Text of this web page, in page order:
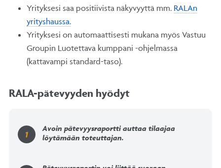
Yrityksesi saa positiivista näkyvyyttä mm. RALAn
yrityshaussa.
Yrityksesi on automaattisesti mukana myös Vastuu
Groupin Luotettava kumppani -ohjelmassa
(kattavampi standard-taso).
RALA-pätevyyden hyödyt
Avoin pätevyysraportti auttaa tilaajaa
löytämään toteuttajan.